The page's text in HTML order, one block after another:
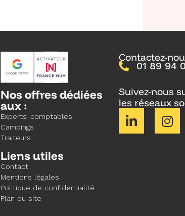
Nos offres dédiées
aux :
Experts-comptables
Campings
Traiteurs
Liens utiles
Contact
Mentions légales
Politique de confidentialité
Plan du site
Contactez-
01 89 94
Suivez-nous
les réseaux